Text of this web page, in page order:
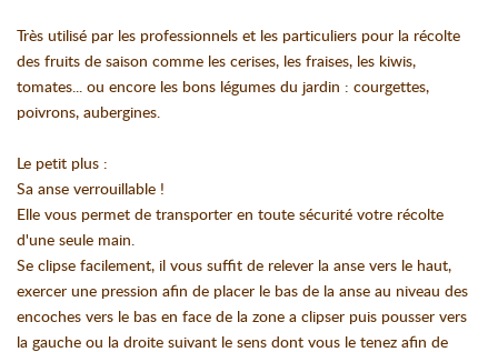
Très utilisé par les professionnels et les particuliers pour la récolte
des fruits de saison comme les cerises, les fraises, les kiwis,
tomates... ou encore les bons légumes du jardin : courgettes,
poivrons, aubergines.
Le petit plus :
Sa anse verrouillable !
Elle vous permet de transporter en toute sécurité votre récolte
d'une seule main.
Se clipse facilement, il vous suffit de relever la anse vers le haut,
exercer une pression afin de placer le bas de la anse au niveau des
encoches vers le bas en face de la zone a clipser puis pousser vers
la gauche ou la droite suivant le sens dont vous le tenez afin de